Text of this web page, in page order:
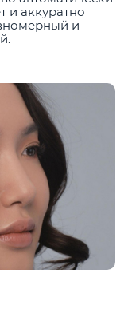
и аккуратно
и